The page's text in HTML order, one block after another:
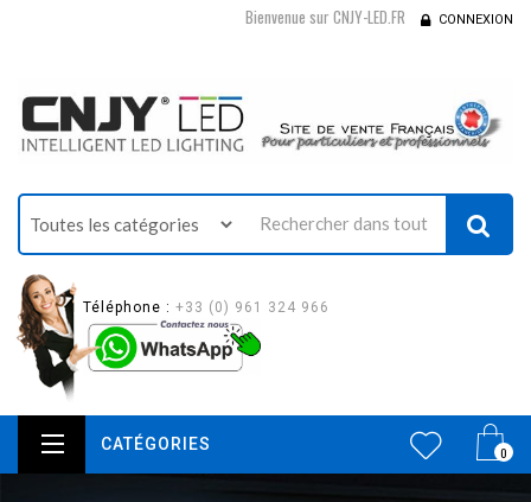
Bienvenue sur CNJY-LED.FR CONNEXION
Téléphone : +33 (0) 961 324 966
0
CATÉGORIES